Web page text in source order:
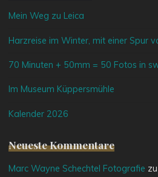
Mein Weg zu Leica
Harzreise im Winter, mit einer Spur
70 Minuten + 50mm = 50 Fotos in
Im Museum Küppersmühle
Kalender 2026
Neueste Kommentare
Marc Wayne Schechtel Fotografie zu